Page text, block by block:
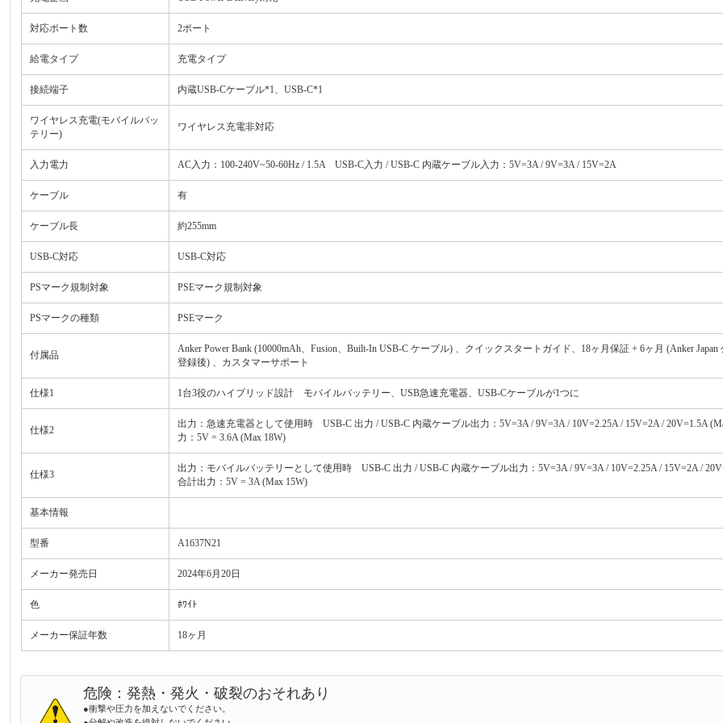
対応ポート数 2ポート
給電タイプ 充電タイプ
接続端子 内蔵USB-Cケーブル*1、USB-C*1
ワイヤレス充電(モバイルバッ
テリー)
ワイヤレス充電非対応
入力電力 AC入力：100-240V~50-60Hz / 1.5A USB-C入力 / USB-C 内蔵ケーブル入力：5V=3A / 9V=3A / 15V=2A
ケーブル 有
ケーブル長 約255mm
USB-C対応 USB-C対応
PSマーク規制対象 PSEマーク規制対象
PSマークの種類 PSEマーク
付属品
Anker Power Bank (10000mAh、Fusion、Built-In USB-C ケーブル) 、クイックスタートガイド、18ヶ月保証 + 6ヶ月 (Anker Japan
登録後) 、カスタマーサポート
仕様1 1台3役のハイブリッド設計 モバイルバッテリー、USB急速充電器、USB-Cケーブルが1つに
仕様2
出力：急速充電器として使用時 USB-C 出力 / USB-C 内蔵ケーブル出力：5V=3A / 9V=3A / 10V=2.25A / 15V=2A / 20V=1.5A
力：5V = 3.6A (Max 18W)
仕様3
出力：モバイルバッテリーとして使用時 USB-C 出力 / USB-C 内蔵ケーブル出力：5V=3A / 9V=3A / 10V=2.25A / 15V=2A /
合計出力：5V = 3A (Max 15W)
基本情報
型番 A1637N21
メーカー発売日 2024年6月20日
色 ﾎﾜｲﾄ
メーカー保証年数 18ヶ月
危険：発熱・発火・破裂のおそれあり
●衝撃や圧力を加えないでください。